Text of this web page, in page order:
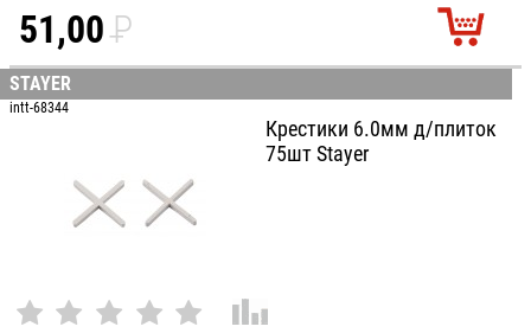
51,00P
УБ.
STAYER
intt-68344
Крестики 6.0мм д/плиток
75шт Stayer